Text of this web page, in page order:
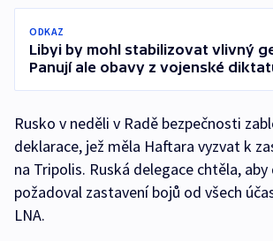
ODKAZ
Libyi by mohl stabilizovat vlivný
Panují ale obavy z vojenské
Rusko v neděli v Radě bezpečnosti
deklarace, jež měla Haftara vyzvat k
na Tripolis. Ruská delegace chtěla,
požadoval zastavení bojů od všech
LNA.